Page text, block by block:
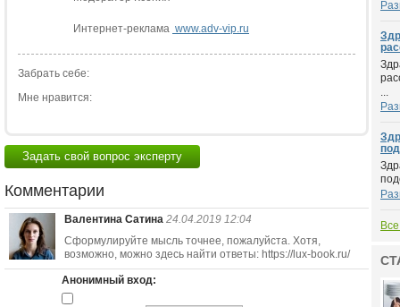
Интернет-реклама www.adv-vip.ru
Забрать себе:
Мне нравится:
Задать свой вопрос эксперту
Комментарии
Валентина Сатина 24.04.2019 12:04
Сформулируйте мысль точнее, пожалуйста. Хотя,
возможно, можно здесь найти ответы: https://lux-book.ru/
Анонимный вход:
...